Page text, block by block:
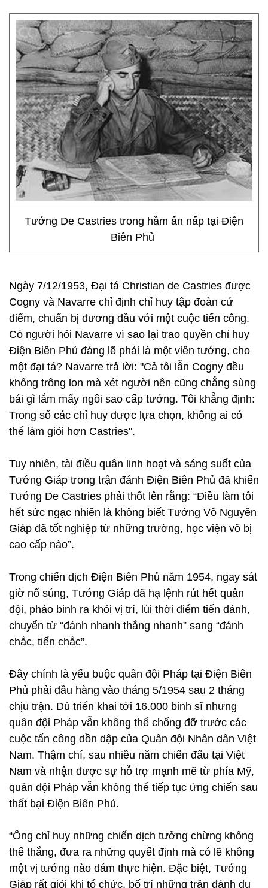
Tướng De Castries trong hầm ẩn nấp tại Điện
Biên Phủ
Ngày 7/12/1953, Đại tá Christian de Castries được
Cogny và Navarre chỉ định chỉ huy tập đoàn cứ
điểm, chuẩn bị đương đầu với một cuộc tiến công.
Có người hỏi Navarre vì sao lại trao quyền chỉ huy
Điện Biên Phủ đáng lẽ phải là một viên tướng, cho
một đại tá? Navarre trả lời: "Cả tôi lẫn Cogny đều
không trông lon mà xét người nên cũng chẳng sùng
bái gì lắm mấy ngôi sao cấp tướng. Tôi khẳng định:
Trong số các chỉ huy được lựa chọn, không ai có
thể làm giỏi hơn Castries".
Tuy nhiên, tài điều quân linh hoạt và sáng suốt của
Tướng Giáp trong trận đánh Điện Biên Phủ đã khiến
Tướng De Castries phải thốt lên rằng: “Điều làm tôi
hết sức ngạc nhiên là không biết Tướng Võ Nguyên
Giáp đã tốt nghiệp từ những trường, học viện võ bị
cao cấp nào”.
Trong chiến dịch Điện Biên Phủ năm 1954, ngay sát
giờ nổ súng, Tướng Giáp đã hạ lệnh rút hết quân
đội, pháo binh ra khỏi vị trí, lùi thời điểm tiến đánh,
chuyển từ “đánh nhanh thắng nhanh” sang “đánh
chắc, tiến chắc”.
Đây chính là yếu buộc quân đội Pháp tại Điện Biên
Phủ phải đầu hàng vào tháng 5/1954 sau 2 tháng
chịu trận. Dù triển khai tới 16.000 binh sĩ nhưng
quân đội Pháp vẫn không thể chống đỡ trước các
cuộc tấn công dồn dập của Quân đội Nhân dân Việt
Nam. Thậm chí, sau nhiều năm chiến đấu tại Việt
Nam và nhận được sự hỗ trợ mạnh mẽ từ phía Mỹ,
quân đội Pháp vẫn không thể tiếp tục ứng chiến sau
thất bại Điện Biên Phủ.
“Ông chỉ huy những chiến dịch tưởng chừng không
thể thắng, đưa ra những quyết định mà có lẽ không
một vị tướng nào dám thực hiện. Đặc biệt, Tướng
Giáp rất giỏi khi tổ chức, bố trí những trận đánh du